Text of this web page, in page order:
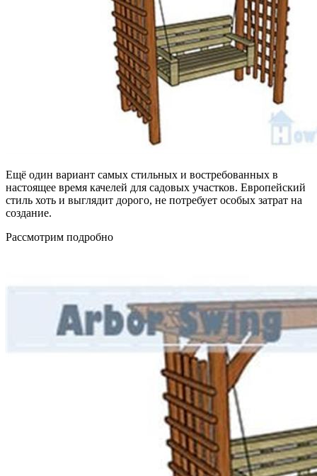
Ещё один вариант самых стильных и востребованных в
настоящее время качелей для садовых участков. Европейский
стиль хоть и выглядит дорого, не потребует особых затрат на
создание.
Рассмотрим подробно